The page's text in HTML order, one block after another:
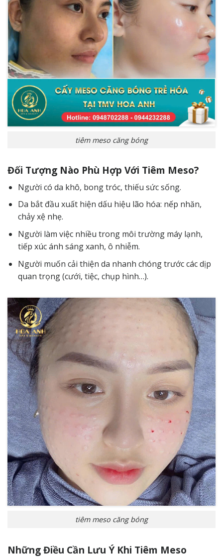
tiêm meso căng bóng
Đối Tượng Nào Phù Hợp Với Tiêm Meso?
Người có da khô, bong tróc, thiếu sức sống.
Da bắt đầu xuất hiện dấu hiệu lão hóa: nếp nhăn,
chảy xệ nhẹ.
Người làm việc nhiều trong môi trường máy lạnh,
tiếp xúc ánh sáng xanh, ô nhiễm.
Người muốn cải thiện da nhanh chóng trước các dịp
quan trọng (cưới, tiệc, chụp hình…).
tiêm meso căng bóng
Những Điều Cần Lưu Ý Khi Tiêm Meso